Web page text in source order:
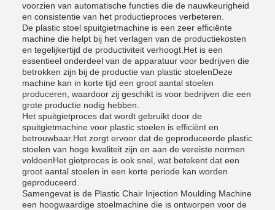
voorzien van automatische functies die de nauwkeurigheid
en consistentie van het productieproces verbeteren.
De plastic stoel spuitgietmachine is een zeer efficiënte
machine die helpt bij het verlagen van de productiekosten
en tegelijkertijd de productiviteit verhoogt.Het is een
essentieel onderdeel van de apparatuur voor bedrijven die
betrokken zijn bij de productie van plastic stoelenDeze
machine kan in korte tijd een groot aantal stoelen
produceren, waardoor zij geschikt is voor bedrijven die een
grote productie nodig hebben.
Het spuitgietproces dat wordt gebruikt door de
spuitgietmachine voor plastic stoelen is efficiënt en
betrouwbaar.Het zorgt ervoor dat de geproduceerde plastic
stoelen van hoge kwaliteit zijn en aan de vereiste normen
voldoenHet gietproces is ook snel, wat betekent dat een
groot aantal stoelen in een korte periode kan worden
geproduceerd.
Samengevat is de Plastic Chair Injection Moulding Machine
een hoogwaardige stoelmachine die is ontworpen voor de